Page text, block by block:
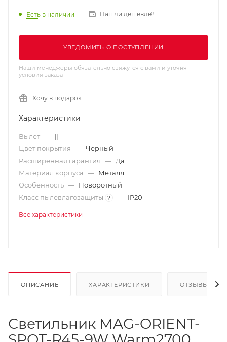
Есть в наличии Нашли дешевле?
УВЕДОМИТЬ О ПОСТУПЛЕНИИ
Наши менеджеры обязательно свяжутся с вами и уточнят
условия заказа
Хочу в подарок
Характеристики
Вылет — []
Цвет покрытия — Черный
Расширенная гарантия — Да
Материал корпуса — Металл
Особенность — Поворотный
Класс пылевлагозащиты
? — IP20
Все характеристики
ОПИСАНИЕ ХАРАКТЕРИСТИКИ ОТЗЫВЫ
Светильник MAG-ORIENT-